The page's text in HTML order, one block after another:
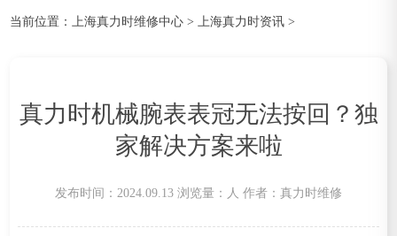
当前位置： 上海真力时维修中心 > 上海真力时资讯 >
真力时机械腕表表冠无法按回？独
家解决方案来啦
发布时间：2024.09.13 浏览量： 人 作者：真力时维修